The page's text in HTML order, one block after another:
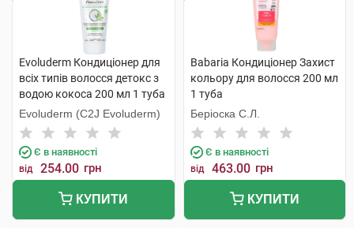
Evoluderm Кондиціонер для
всіх типів волосся детокс з
водою кокоса 200 мл 1 туба
Evoluderm (C2J Evoluderm)
Є в наявності
від 254.00 грн
КУПИТИ
Babaria Кондиціонер Захист
кольору для волосся 200 мл
1 туба
Беріоска С.Л.
Є в наявності
від 463.00 грн
КУПИТИ